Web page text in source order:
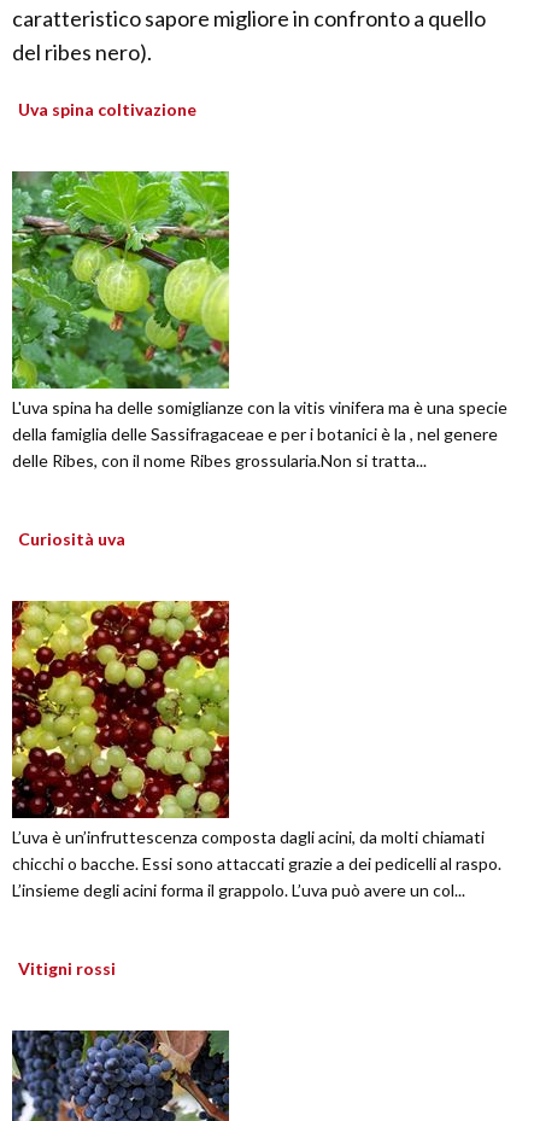
caratteristico sapore migliore in confronto a quello
del ribes nero).
Uva spina coltivazione
L'uva spina ha delle somiglianze con la vitis vinifera ma è una specie
della famiglia delle Sassifragaceae e per i botanici è la , nel genere
delle Ribes, con il nome Ribes grossularia.Non si tratta...
Curiosità uva
L’uva è un’infruttescenza composta dagli acini, da molti chiamati
chicchi o bacche. Essi sono attaccati grazie a dei pedicelli al raspo.
L’insieme degli acini forma il grappolo. L’uva può avere un col...
Vitigni rossi